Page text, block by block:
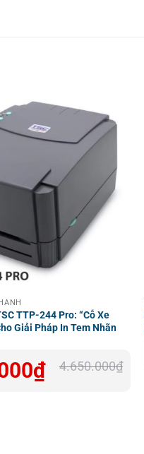
TTP-244 Pro: “Cỗ Xe
Giải Pháp In Tem Nhãn
4.650.000₫
₫